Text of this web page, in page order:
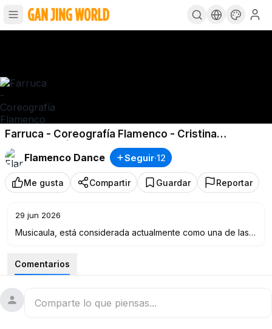
Farruca - Coreografía Flamenco - Cristina
Cañizares - | Musicaula
Flamenco Dance
Seguir·12
Me gusta Compartir Guardar Reportar
29 jun 2026
Musicaula, está considerada actualmente como una de las
dramático de Ciudad Real gracias a sus magníficas
instalaciones y sus profesores altamente cualificados..
Comentarios